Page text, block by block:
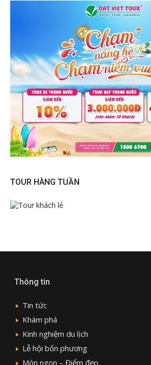
TOUR HÀNG TUẦN
Thông tin
Tin tức
Khám phá
Kinh nghiệm du lịch
Lễ hội bốn phương
Món ngon – Điểm đẹp